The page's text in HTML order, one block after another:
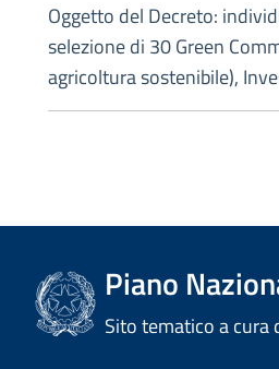
Oggetto del Decreto:
selezione di 30 Green
agricoltura sostenibile),
Piano
Sito tematico a cura